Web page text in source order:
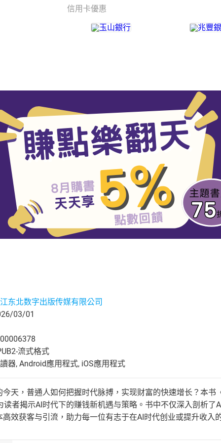
信用卡優惠
东北数字出版传媒有限公司
03/01
流式格式
器, Android應用程式, iOS應用程式
今天，普通人如何把握时代脉搏，实现财富的快速增长？本
读者揭示AI时代下的赚钱新机遇与策略。书中不仅深入剖析
高效获客与引流，助力每一位有志于在AI时代创业或提升收入